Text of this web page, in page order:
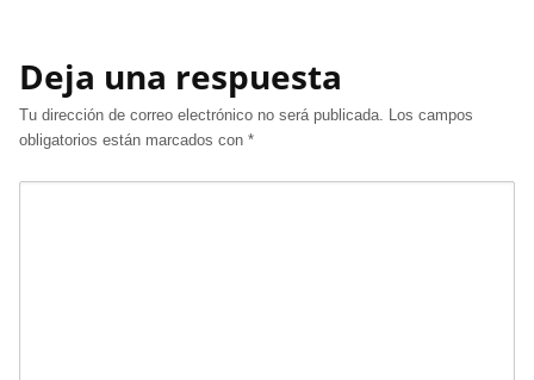
Deja una respuesta
Tu dirección de correo electrónico no será publicada. Los campos
obligatorios están marcados con *